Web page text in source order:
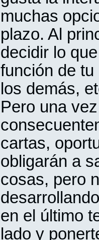
muchas
plazo. Al
decidir lo
función de
los demás,
Pero una
cartas,
obligarán a
cosas, pero
en el último
lado y